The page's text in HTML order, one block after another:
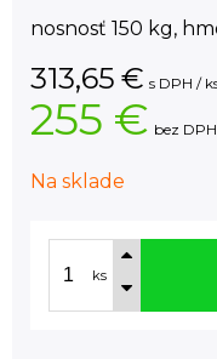
nosnosť 150 kg,
313,65 € s DPH /
255 € bez
Na sklade
ks